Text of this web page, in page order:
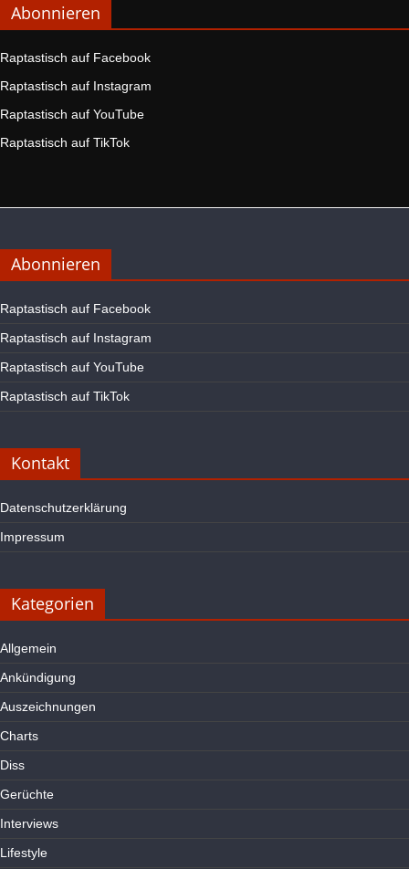
Abonnieren
Raptastisch auf Facebook
Raptastisch auf Instagram
Raptastisch auf YouTube
Raptastisch auf TikTok
Abonnieren
Raptastisch auf Facebook
Raptastisch auf Instagram
Raptastisch auf YouTube
Raptastisch auf TikTok
Kontakt
Datenschutzerklärung
Impressum
Kategorien
Allgemein
Ankündigung
Auszeichnungen
Charts
Diss
Gerüchte
Interviews
Lifestyle